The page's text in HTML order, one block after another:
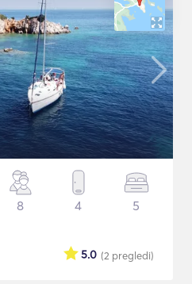
8 4 5
(2 pregledi)
5.0